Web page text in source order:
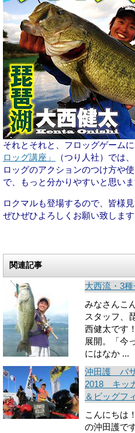
それとそれと、フロッグゲーム
ロッグ講座」
（つり人社）では
ロッグのアクションのつけ方や
で、もっと分かりやすいと思いま
ロクマルも登場するので、皆様
ぜひぜひよろしくお願い致します
関連記事
大西流・3
みなさんこ
スタッフ、
西健太です
展開。「今
にはなか ...
沖田護 バ
2018 キッ
＆ビッグフ
こんにちは
の沖田護で